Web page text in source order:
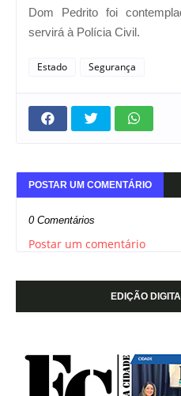
Dom Pedrito foi
servirá à Polícia Civil.
Estado Segurança
POSTAR UM COMENTÁRIO
0 Comentários
Postar um comentário
EDIÇÃO